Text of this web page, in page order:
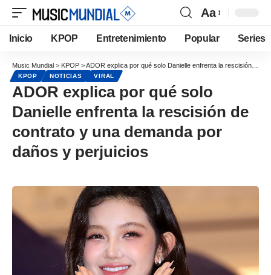
Aa
Inicio KPOP Entretenimiento Popular Series
Music Mundial > KPOP >ADOR explica por qué solo Danielle enfrenta la rescisión de contrato y una demanda por daños y perjuicios
KPOP NOTICIAS VIRAL
ADOR explica por qué solo
Danielle enfrenta la rescisión de
contrato y una demanda por
daños y perjuicios